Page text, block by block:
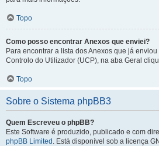
Topo
Como posso encontrar Anexos que enviei?
Para encontrar a lista dos Anexos que já
Controlo do Utilizador (UCP), na aba Geral
Topo
Sobre o Sistema phpBB3
Quem Escreveu o phpBB?
Este Software é produzido, publicado e com
phpBB Limited . Está disponível sob a licença